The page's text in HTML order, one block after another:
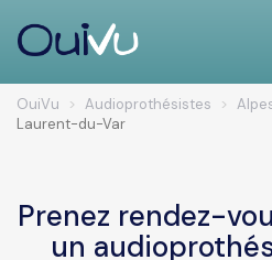
OuiVu Audioprothésistes
Laurent-du-Var
Prenez rendez-
un